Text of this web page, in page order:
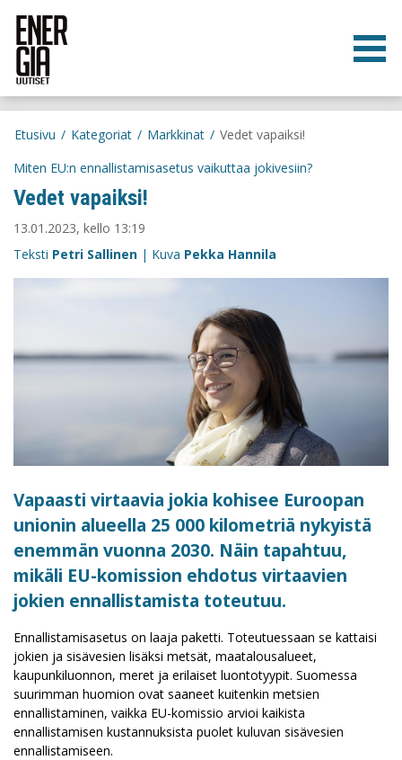
Etusivu / Kategoriat / Markkinat / Vedet vapaiksi!
Miten EU:n ennallistamisasetus vaikuttaa jokivesiin?
Vedet vapaiksi!
13.01.2023, kello 13:19
Teksti Petri Sallinen | Kuva Pekka Hannila
Vapaasti virtaavia jokia kohisee Euroopan
unionin alueella 25 000 kilometriä nykyistä
enemmän vuonna 2030. Näin tapahtuu,
mikäli EU-komission ehdotus virtaavien
jokien ennallistamista toteutuu.
Ennallistamisasetus on laaja paketti. Toteutuessaan se kattaisi
jokien ja sisävesien lisäksi metsät, maatalousalueet,
kaupunkiluonnon, meret ja erilaiset luontotyypit. Suomessa
suurimman huomion ovat saaneet kuitenkin metsien
ennallistaminen, vaikka EU-komissio arvioi kaikista
ennallistamisen kustannuksista puolet kuluvan sisävesien
ennallistamiseen.